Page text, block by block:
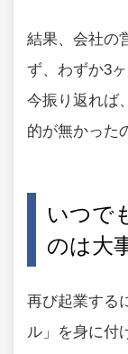
結果、会社の
ず、わずか3
今振り返れば
的が無かった
いつで
のは大
再び起業する
ル」を身に付